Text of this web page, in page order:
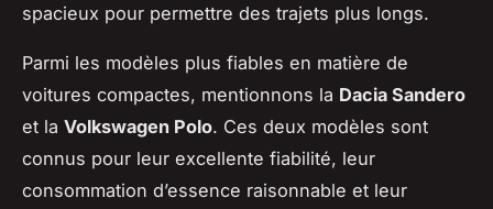
spacieux pour permettre des trajets plus longs.
Parmi les modèles plus fiables en matière de
voitures compactes, mentionnons la Dacia Sandero
et la Volkswagen Polo. Ces deux modèles sont
connus pour leur excellente fiabilité, leur
consommation d’essence raisonnable et leur